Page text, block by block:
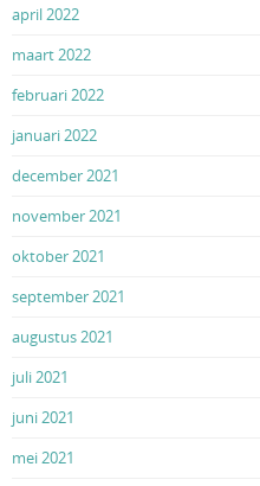
april 2022
maart 2022
februari 2022
januari 2022
december 2021
november 2021
oktober 2021
september 2021
augustus 2021
juli 2021
juni 2021
mei 2021